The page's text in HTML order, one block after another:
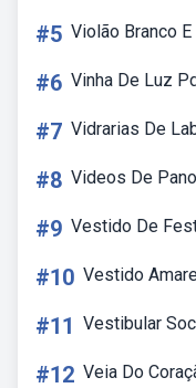
#5 Violão Branco
#6 Vinha De Luz
#7 Vidrarias De
#8 Videos De
#9 Vestido De
#10 Vestido
#11 Vestibular
#12 Veia Do